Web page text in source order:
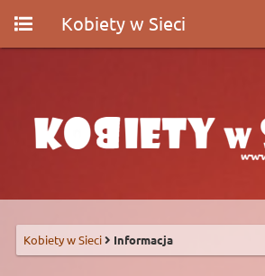
Kobiety w Sieci
Kobiety w Sieci Informacja